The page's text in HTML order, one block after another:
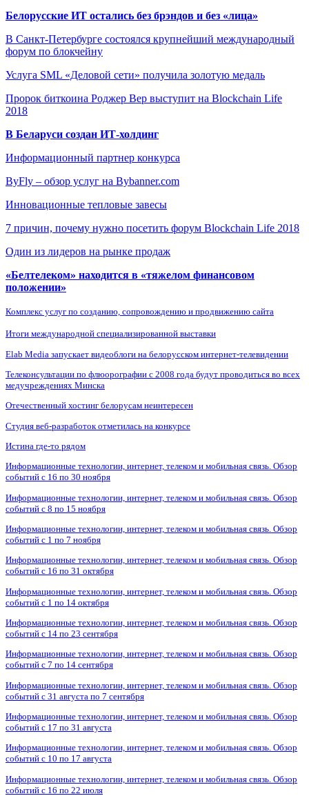
Белорусские ИТ остались без брэндов и без «лица»
В Санкт-Петербурге состоялся крупнейший международный
форум по блокчейну
Услуга SML «Деловой сети» получила золотую медаль
Пророк биткоина Роджер Вер выступит на Blockchain Life
2018
В Беларуси создан ИТ-холдинг
Информационный партнер конкурса
ByFly – обзор услуг на Bybanner.com
Инновационные тепловые завесы
7 причин, почему нужно посетить форум Blockchain Life 2018
Один из лидеров на рынке продаж
«Белтелеком» находится в «тяжелом финансовом
положении»
Комплекс услуг по созданию, сопровождению и продвижению сайта
Итоги международной специализированной выставки
Elab Media запускает видеоблоги на белорусском интернет-телевидении
Телеконсультации по флюорографии с 2008 года будут проводиться во всех
медучреждениях Минска
Отечественный хостинг белорусам неинтересен
Студия веб-разработок отметилась на конкурсе
Истина где-то рядом
Информационные технологии, интернет, телеком и мобильная связь. Обзор
событий с 16 по 30 ноября
Информационные технологии, интернет, телеком и мобильная связь. Обзор
событий с 8 по 15 ноября
Информационные технологии, интернет, телеком и мобильная связь. Обзор
событий с 1 по 7 ноября
Информационные технологии, интернет, телеком и мобильная связь. Обзор
событий с 16 по 31 октября
Информационные технологии, интернет, телеком и мобильная связь. Обзор
событий с 1 по 14 октября
Информационные технологии, интернет, телеком и мобильная связь. Обзор
событий с 14 по 23 сентября
Информационные технологии, интернет, телеком и мобильная связь. Обзор
событий с 7 по 14 сентября
Информационные технологии, интернет, телеком и мобильная связь. Обзор
событий с 31 августа по 7 сентября
Информационные технологии, интернет, телеком и мобильная связь. Обзор
событий с 17 по 31 августа
Информационные технологии, интернет, телеком и мобильная связь. Обзор
событий с 10 по 17 августа
Информационные технологии, интернет, телеком и мобильная связь. Обзор
событий с 16 по 22 июля